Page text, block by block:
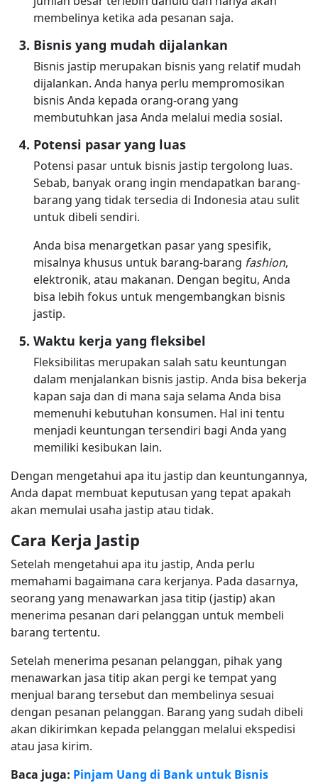
membelinya ketika ada pesanan saja.
Bisnis yang mudah dijalankan
Bisnis jastip merupakan bisnis yang relatif mudah
dijalankan. Anda hanya perlu mempromosikan
bisnis Anda kepada orang-orang yang
membutuhkan jasa Anda melalui media sosial.
Potensi pasar yang luas
Potensi pasar untuk bisnis jastip tergolong luas.
Sebab, banyak orang ingin mendapatkan barang-
barang yang tidak tersedia di Indonesia atau sulit
untuk dibeli sendiri.
Anda bisa menargetkan pasar yang spesifik,
misalnya khusus untuk barang-barang fashion,
elektronik, atau makanan. Dengan begitu, Anda
bisa lebih fokus untuk mengembangkan bisnis
jastip.
Waktu kerja yang fleksibel
Fleksibilitas merupakan salah satu keuntungan
dalam menjalankan bisnis jastip. Anda bisa bekerja
kapan saja dan di mana saja selama Anda bisa
memenuhi kebutuhan konsumen. Hal ini tentu
menjadi keuntungan tersendiri bagi Anda yang
memiliki kesibukan lain.
Dengan mengetahui apa itu jastip dan keuntungannya,
Anda dapat membuat keputusan yang tepat apakah
akan memulai usaha jastip atau tidak.
Cara Kerja Jastip
Setelah mengetahui apa itu jastip, Anda perlu
memahami bagaimana cara kerjanya. Pada dasarnya,
seorang yang menawarkan jasa titip (jastip) akan
menerima pesanan dari pelanggan untuk membeli
barang tertentu.
Setelah menerima pesanan pelanggan, pihak yang
menawarkan jasa titip akan pergi ke tempat yang
menjual barang tersebut dan membelinya sesuai
dengan pesanan pelanggan. Barang yang sudah dibeli
akan dikirimkan kepada pelanggan melalui ekspedisi
atau jasa kirim.
Baca juga: Pinjam Uang di Bank untuk Bisnis